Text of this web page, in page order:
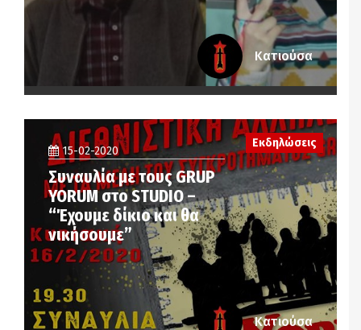
Κατιούσα
15-02-2020
Συναυλία με τους GRUP
YORUM στο STUDIO –
“Έχουμε δίκιο και θα
νικήσουμε”
Εκδηλώσεις
Κατιούσα